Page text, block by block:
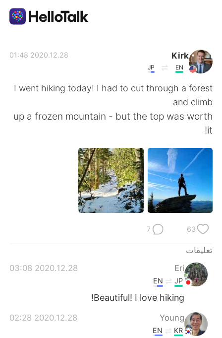
简体中文
Español
Deutsch
Tiếng Việt
Kirk
EN
JP
2020.12.28 01:48
I went hiking today! I had to cut through a forest
and climb
up a frozen mountain - but the top was worth
it!
63
7
تعليقات
Eri
2020.12.28 03:08
JP
EN
Beautiful! I love hiking!
Young
2020.12.28 02:28
KR
EN